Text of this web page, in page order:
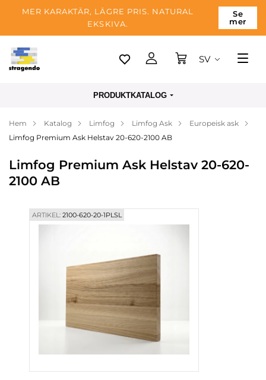
MER KARAKTÄR, LÄGRE PRIS. NATURAL
EKSKIVA.
Se
mer
Tallinn
Betalning
Blogg
SV
PRODUKTKATALOG
Hem Katalog Limfog Limfog Ask
Europeisk ask
Limfog Premium Ask Helstav 20-620-2100 AB
Limfog Premium Ask Helstav 20-620-
2100 AB
ARTIKEL:2100-620-20-1PLSL